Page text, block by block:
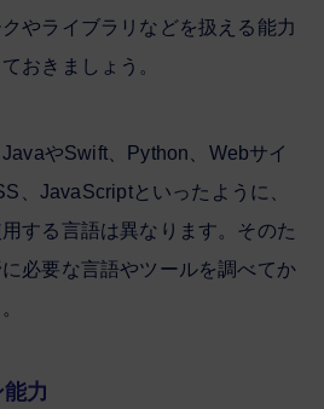
やライブラリなどを扱える能力
おきましょう。
やSwift、Python、Webサイ
、JavaScriptといったように、
する言語は異なります。そのた
必要な言語やツールを調べてか
力